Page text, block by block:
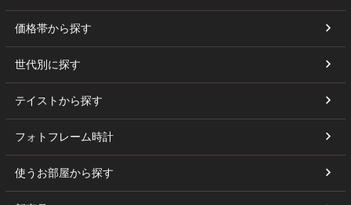
価格帯から探す
世代別に探す
テイストから探す
フォトフレーム時計
使うお部屋から探す